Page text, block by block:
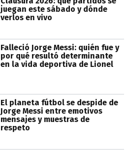
juegan este sábado y dónde
verlos en vivo
Falleció Jorge Messi: quién fue y
por qué resultó determinante
en la vida deportiva de Lionel
El planeta fútbol se despide de
Jorge Messi entre emotivos
mensajes y muestras de
respeto